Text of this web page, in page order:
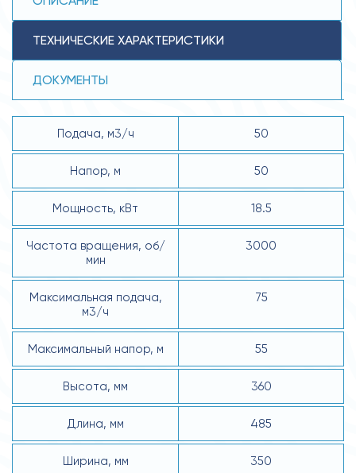
ТЕХНИЧЕСКИЕ ХАРАКТЕРИСТИКИ
ДОКУМЕНТЫ
Подача, м3/ч 50
Напор, м 50
Мощность, кВт 18.5
Частота вращения, об/
мин
3000
Максимальная подача,
м3/ч
75
Максимальный напор, м 55
Высота, мм 360
Длина, мм 485
Ширина, мм 350